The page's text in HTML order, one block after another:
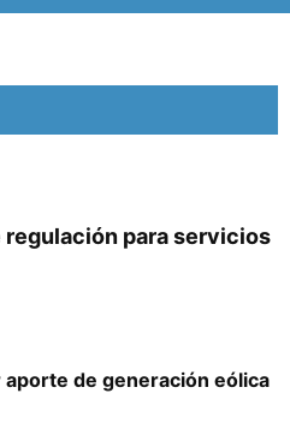
para servicios
aporte de generación eólica